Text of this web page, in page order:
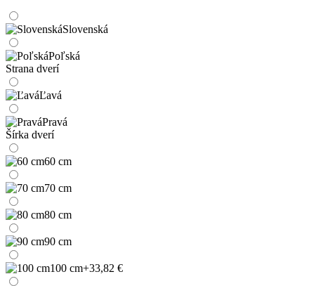
Slovenská
Poľská
Strana dverí
Ľavá
Pravá
Šírka dverí
60 cm
70 cm
80 cm
90 cm
100 cm+33,82 €